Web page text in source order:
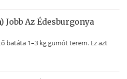
Jobb Az Édesburgonya
batáta 1–3 kg gumót terem. Ez azt